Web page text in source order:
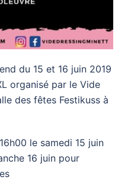
du 15 et 16 juin 2019
organisé par le Vide
des fêtes Festikuss à
le samedi 15 juin
16 juin pour